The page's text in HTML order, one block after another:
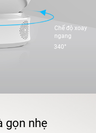
Chế độ xoay
ngang
340°
gọn nhẹ